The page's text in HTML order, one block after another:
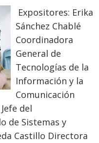
Expositores: Erika
Sánchez Chablé
Coordinadora
General de
Tecnologías de la
Información y la
Comunicación
del
de Sistemas y
Castillo Directora